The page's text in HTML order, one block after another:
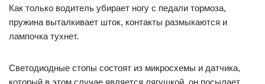
Как только водитель убирает ногу с педали тормоза,
пружина выталкивает шток, контакты размыкаются и
лампочка тухнет.
Светодиодные стопы состоят из микросхемы и датчика,